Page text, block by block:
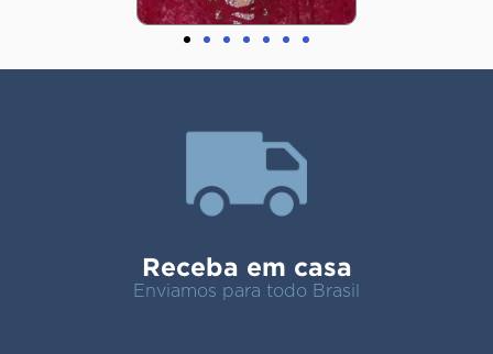
Receba em casa
Enviamos para todo Brasil